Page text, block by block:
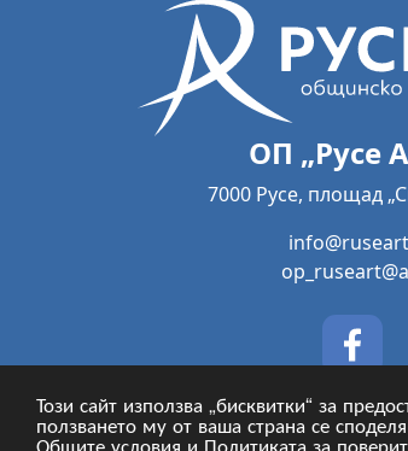
Този сайт използва „бисквитки“ за
ползването му от ваша страна се
Общите условия и Политиката за
ОП „Русе
7000 Русе, площад